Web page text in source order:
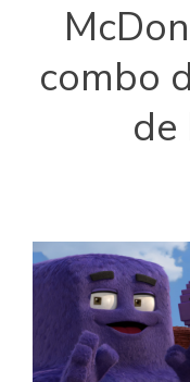
combo
de